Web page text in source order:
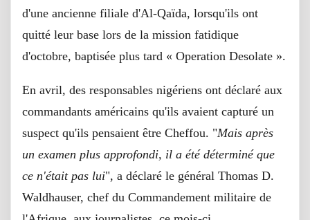
d'une ancienne filiale d'Al-Qaïda, lorsqu'ils ont
quitté leur base lors de la mission fatidique
d'octobre, baptisée plus tard « Operation Desolate ».
En avril, des responsables nigériens ont déclaré aux
commandants américains qu'ils avaient capturé un
suspect qu'ils pensaient être Cheffou. "Mais après
un examen plus approfondi, il a été déterminé que
ce n'était pas lui", a déclaré le général Thomas D.
Waldhauser, chef du Commandement militaire de